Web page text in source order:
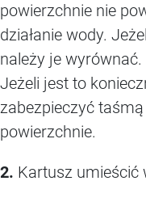
powierzchnie nie
działanie wody.
należy je wyrównać.
Jeżeli jest to
zabezpieczyć
powierzchnie.
2. Kartusz umieścić